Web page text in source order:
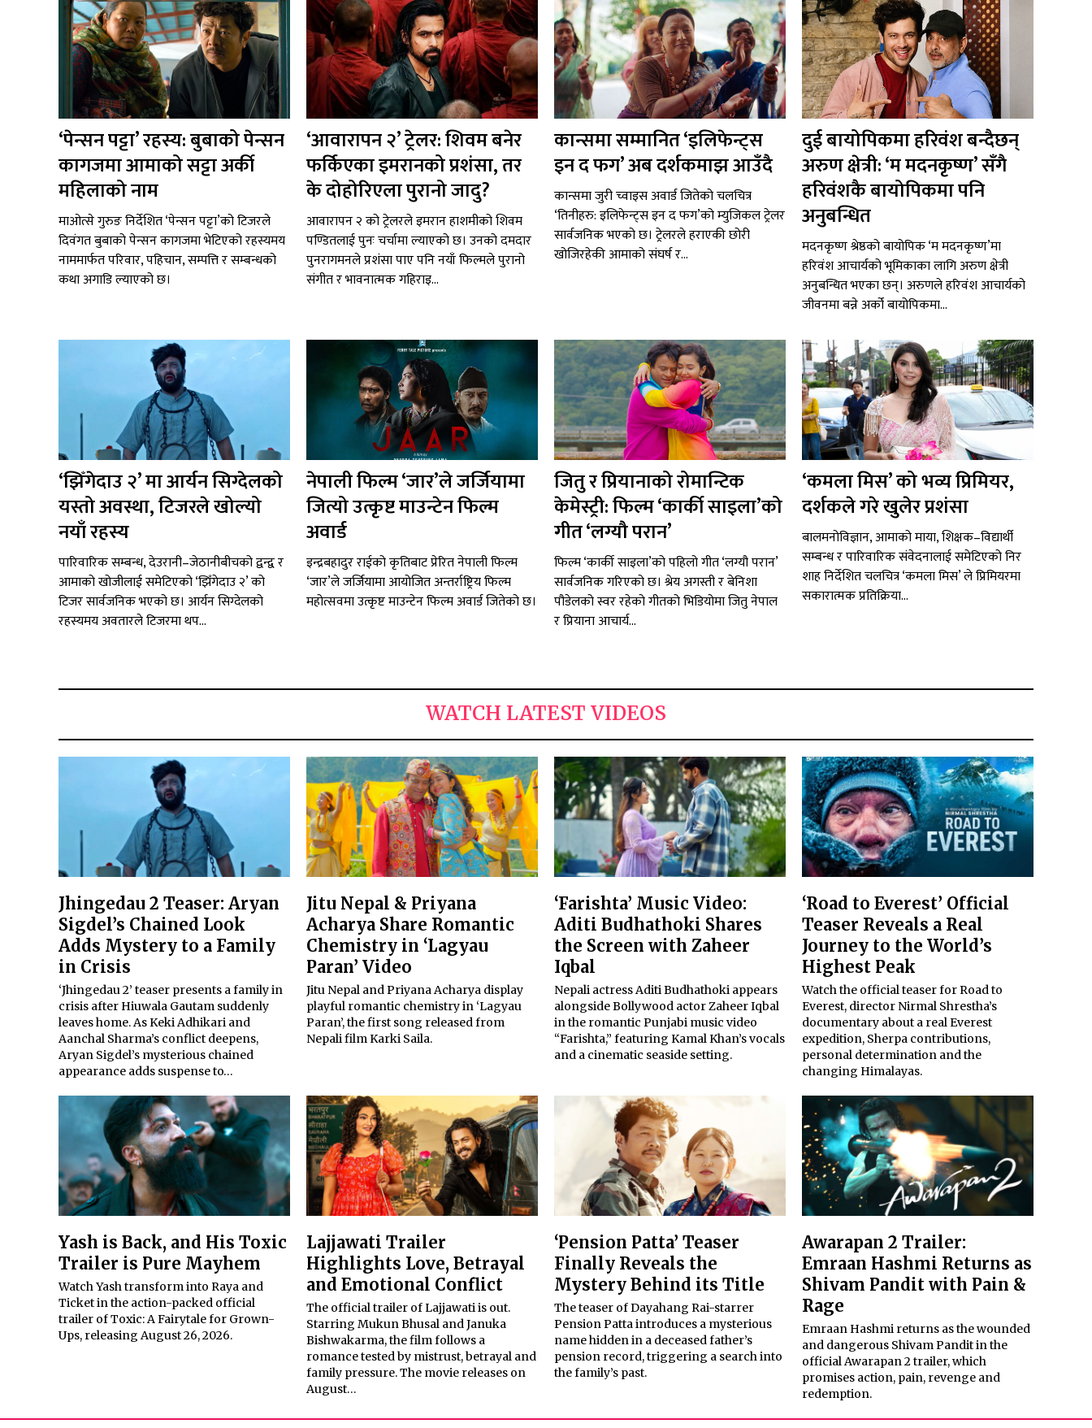
‘पेन्सन पट्टा’ रहस्य: बुबाको पेन्सन
कागजमा आमाको सट्टा अर्की
महिलाको नाम
माओत्से गुरुङ निर्देशित ‘पेन्सन पट्टा’को टिजरले
दिवंगत बुबाको पेन्सन कागजमा भेटिएको रहस्यमय
नाममार्फत परिवार, पहिचान, सम्पत्ति र सम्बन्धको
कथा अगाडि ल्याएको छ।
‘आवारापन २’ ट्रेलर: शिवम बनेर
फर्किएका इमरानको प्रशंसा, तर
के दोहोरिएला पुरानो जादु?
आवारापन २ को ट्रेलरले इमरान हाशमीको शिवम
पण्डितलाई पुनः चर्चामा ल्याएको छ। उनको दमदार
पुनरागमनले प्रशंसा पाए पनि नयाँ फिल्मले पुरानो
संगीत र भावनात्मक गहिराइ...
कान्समा सम्मानित ‘इलिफेन्ट्स
इन द फग’ अब दर्शकमाझ आउँदै
कान्समा जुरी च्वाइस अवार्ड जितेको चलचित्र
‘तिनीहरु: इलिफेन्ट्स इन द फग’को म्युजिकल ट्रेलर
सार्वजनिक भएको छ। ट्रेलरले हराएकी छोरी
खोजिरहेकी आमाको संघर्ष र...
दुई बायोपिकमा हरिवंश बन्दैछन्
अरुण क्षेत्री: ‘म मदनकृष्ण’ सँगै
हरिवंशकै बायोपिकमा पनि
अनुबन्धित
मदनकृष्ण श्रेष्ठको बायोपिक ‘म मदनकृष्ण’मा
हरिवंश आचार्यको भूमिकाका लागि अरुण क्षेत्री
अनुबन्धित भएका छन्। अरुणले हरिवंश आचार्यको
जीवनमा बन्ने अर्को बायोपिकमा...
‘झिँगेदाउ २’ मा आर्यन सिग्देलको
यस्तो अवस्था, टिजरले खोल्यो
नयाँ रहस्य
पारिवारिक सम्बन्ध, देउरानी–जेठानीबीचको द्वन्द्व र
आमाको खोजीलाई समेटिएको ‘झिँगेदाउ २’ को
टिजर सार्वजनिक भएको छ। आर्यन सिग्देलको
रहस्यमय अवतारले टिजरमा थप...
नेपाली फिल्म ‘जार’ले जर्जियामा
जित्यो उत्कृष्ट माउन्टेन फिल्म
अवार्ड
इन्द्रबहादुर राईको कृतिबाट प्रेरित नेपाली फिल्म
‘जार’ले जर्जियामा आयोजित अन्तर्राष्ट्रिय फिल्म
महोत्सवमा उत्कृष्ट माउन्टेन फिल्म अवार्ड जितेको छ।
जितु र प्रियानाको रोमान्टिक
केमेस्ट्री: फिल्म ‘कार्की साइला’को
गीत ‘लग्यौ परान’
फिल्म ‘कार्की साइला’को पहिलो गीत ‘लग्यौ परान’
सार्वजनिक गरिएको छ। श्रेय अगस्ती र बेनिशा
पौडेलको स्वर रहेको गीतको भिडियोमा जितु नेपाल
र प्रियाना आचार्य...
‘कमला मिस’ को भव्य प्रिमियर,
दर्शकले गरे खुलेर प्रशंसा
बालमनोविज्ञान, आमाको माया, शिक्षक–विद्यार्थी
सम्बन्ध र पारिवारिक संवेदनालाई समेटिएको निर
शाह निर्देशित चलचित्र ‘कमला मिस’ ले प्रिमियरमा
सकारात्मक प्रतिक्रिया...
WATCH LATEST VIDEOS
Jhingedau 2 Teaser: Aryan
Sigdel’s Chained Look
Adds Mystery to a Family
in Crisis
‘Jhingedau 2’ teaser presents a family in
crisis after Hiuwala Gautam suddenly
leaves home. As Keki Adhikari and
Aanchal Sharma’s conflict deepens,
Aryan Sigdel’s mysterious chained
appearance adds suspense to…
Jitu Nepal & Priyana
Acharya Share Romantic
Chemistry in ‘Lagyau
Paran’ Video
Jitu Nepal and Priyana Acharya display
playful romantic chemistry in ‘Lagyau
Paran’, the first song released from
Nepali film Karki Saila.
‘Farishta’ Music Video:
Aditi Budhathoki Shares
the Screen with Zaheer
Iqbal
Nepali actress Aditi Budhathoki appears
alongside Bollywood actor Zaheer Iqbal
in the romantic Punjabi music video
“Farishta,” featuring Kamal Khan’s vocals
and a cinematic seaside setting.
‘Road to Everest’ Official
Teaser Reveals a Real
Journey to the World’s
Highest Peak
Watch the official teaser for Road to
Everest, director Nirmal Shrestha’s
documentary about a real Everest
expedition, Sherpa contributions,
personal determination and the
changing Himalayas.
Yash is Back, and His Toxic
Trailer is Pure Mayhem
Watch Yash transform into Raya and
Ticket in the action-packed official
trailer of Toxic: A Fairytale for Grown-
Ups, releasing August 26, 2026.
Lajjawati Trailer
Highlights Love, Betrayal
and Emotional Conflict
The official trailer of Lajjawati is out.
Starring Mukun Bhusal and Januka
Bishwakarma, the film follows a
romance tested by mistrust, betrayal and
family pressure. The movie releases on
August…
‘Pension Patta’ Teaser
Finally Reveals the
Mystery Behind its Title
The teaser of Dayahang Rai-starrer
Pension Patta introduces a mysterious
name hidden in a deceased father’s
pension record, triggering a search into
the family’s past.
Awarapan 2 Trailer:
Emraan Hashmi Returns as
Shivam Pandit with Pain &
Rage
Emraan Hashmi returns as the wounded
and dangerous Shivam Pandit in the
official Awarapan 2 trailer, which
promises action, pain, revenge and
redemption.